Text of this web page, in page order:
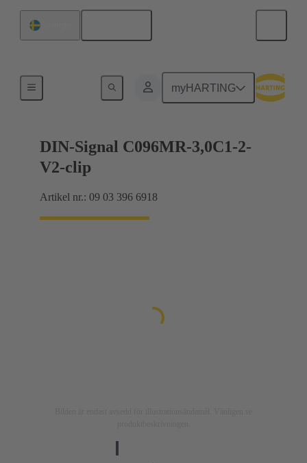
myHARTING
Förbindning moderkort till dotterkort
DIN-Signal C096MR-3,0C1-2-
V2-clip
Artikel nr.: 09 03 396 6918